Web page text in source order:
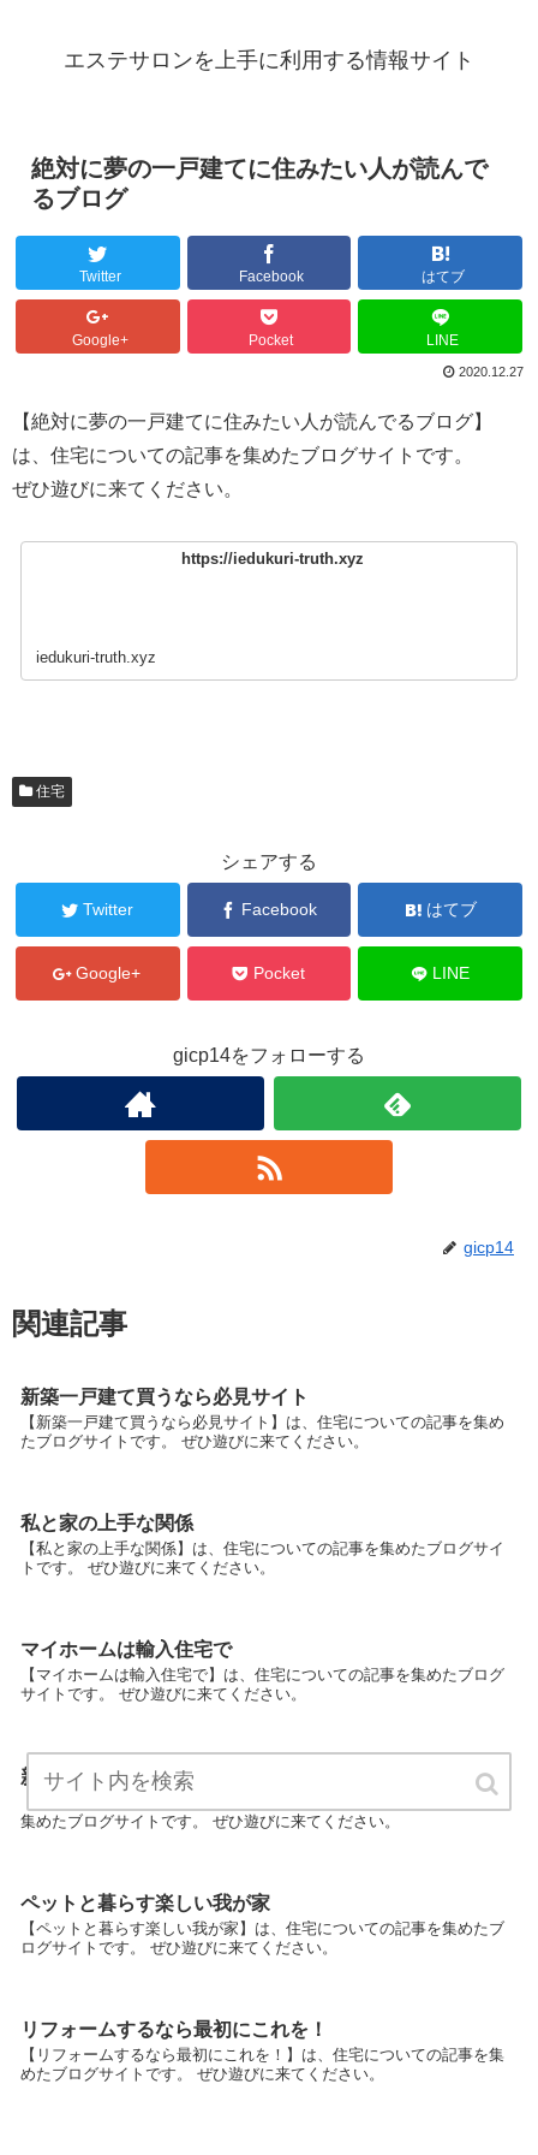
エステサロンを上手に利用する情報サイト
絶対に夢の一戸建てに住みたい人が読んで
るブログ
Twitter Facebook はてブ
Google+ Pocket LINE
2020.12.27
【絶対に夢の一戸建てに住みたい人が読んでるブログ】
は、住宅についての記事を集めたブログサイトです。
ぜひ遊びに来てください。
https://iedukuri-truth.xyz
iedukuri-truth.xyz
住宅
シェアする
Twitter Facebook はてブ
Google+ Pocket LINE
gicp14をフォローする
gicp14
関連記事
新築一戸建て買うなら必見サイト
【新築一戸建て買うなら必見サイト】は、住宅についての記事を集め
たブログサイトです。 ぜひ遊びに来てください。
私と家の上手な関係
【私と家の上手な関係】は、住宅についての記事を集めたブログサイ
トです。 ぜひ遊びに来てください。
マイホームは輸入住宅で
【マイホームは輸入住宅で】は、住宅についての記事を集めたブログ
サイトです。 ぜひ遊びに来てください。
新築一戸建てモデルハウス見学のコツ
【新築一戸建てモデルハウス見学のコツ】は、住宅についての記事を
集めたブログサイトです。 ぜひ遊びに来てください。
ペットと暮らす楽しい我が家
【ペットと暮らす楽しい我が家】は、住宅についての記事を集めたブ
ログサイトです。 ぜひ遊びに来てください。
リフォームするなら最初にこれを！
【リフォームするなら最初にこれを！】は、住宅についての記事を集
めたブログサイトです。 ぜひ遊びに来てください。